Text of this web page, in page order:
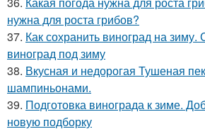
нужна для роста грибов?
37. Как сохранить виноград на
виноград под зиму
38. Вкусная и недорогая Тушеная
шампиньонами.
39. Подготовка винограда к зиме.
новую подборку